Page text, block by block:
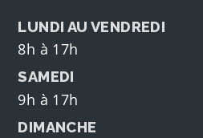
LUNDI AU VENDREDI
8h à 17h
SAMEDI
9h à 17h
DIMANCHE